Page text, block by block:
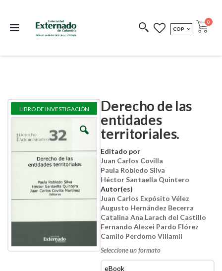
COEDICIONES REDIMIR CÓDIGO
MONEDA
COP Cart
0
Derecho de las
entidades
territoriales.
Editado por
Juan Carlos Covilla
Paula Robledo Silva
Héctor Santaella Quintero
Autor(es)
Juan Carlos Expósito Vélez
Augusto Hernández Becerra
Catalina Ana Larach del Castillo
Fernando Alexei Pardo Flórez
Camilo Perdomo Villamil
Seleccione un formato
eBook
Skip
Skip
LIBRO DE INVESTIGACIÓN